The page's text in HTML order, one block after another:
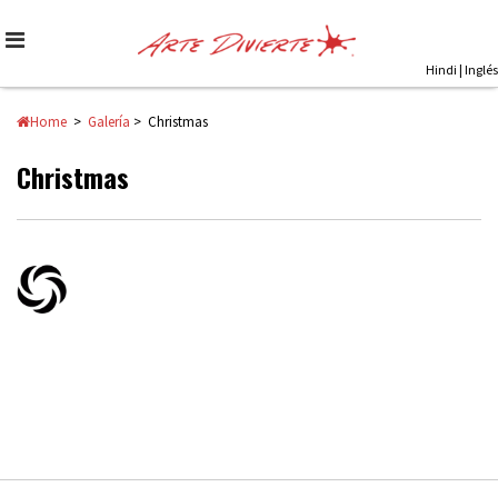
to
Hindi | Inglés
Home > Galería > Christmas
Christmas